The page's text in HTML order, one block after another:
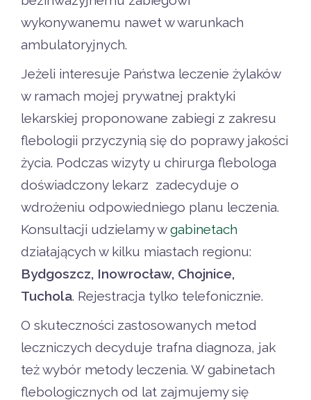
wykonywanemu nawet w warunkach
ambulatoryjnych.
Jeżeli interesuje Państwa leczenie żylaków
w ramach mojej prywatnej praktyki
lekarskiej proponowane zabiegi z zakresu
flebologii przyczynią się do poprawy jakości
życia. Podczas wizyty u chirurga flebologa
doświadczony lekarz zadecyduje o
wdrożeniu odpowiedniego planu leczenia.
Konsultacji udzielamy wgabinetach
działających w kilku miastach regionu:
Bydgoszcz, Inowrocław, Chojnice,
Tuchola. Rejestracja tylko telefonicznie.
O skuteczności zastosowanych metod
leczniczych decyduje trafna diagnoza, jak
też wybór metody leczenia. W gabinetach
flebologicznych od lat zajmujemy się